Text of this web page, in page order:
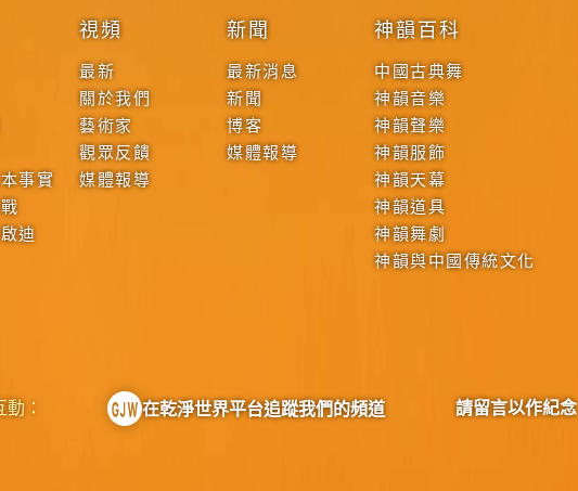
事實
迪
視頻
最新
關於我們
藝術家
觀眾反饋
媒體報導
新聞
最新消息
新聞
博客
媒體報導
神韻百科
中國古典舞
神韻音樂
神韻聲樂
神韻服飾
神韻天幕
神韻道具
神韻舞劇
神韻與中國傳統文化
： 在乾淨世界平台追蹤我們的頻道 請留言以作紀念